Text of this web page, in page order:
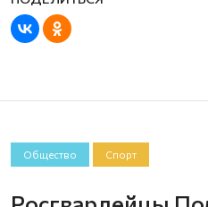
Общество Спорт